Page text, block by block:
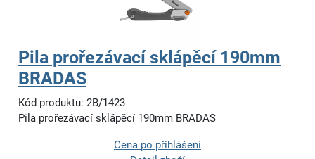
Pila prořezávací sklápěcí 190mm
BRADAS
Kód produktu: 2B/1423
Pila prořezávací sklápěcí 190mm BRADAS
Cena po přihlášení